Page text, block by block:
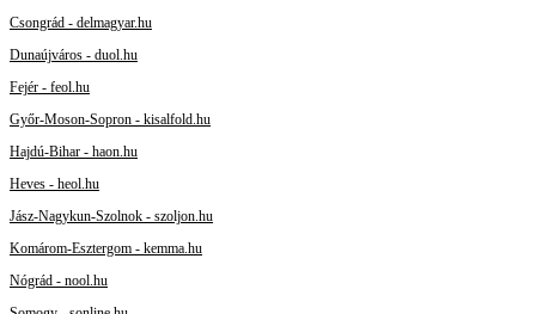
Csongrád - delmagyar.hu
Dunaújváros - duol.hu
Fejér - feol.hu
Győr-Moson-Sopron - kisalfold.hu
Hajdú-Bihar - haon.hu
Heves - heol.hu
Jász-Nagykun-Szolnok - szoljon.hu
Komárom-Esztergom - kemma.hu
Nógrád - nool.hu